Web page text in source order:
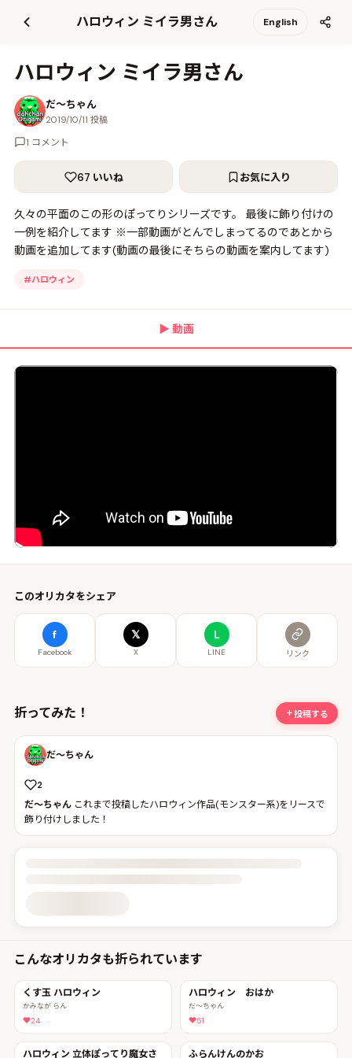
ハロウィン ミイラ男さん English
ハロウィン ミイラ男さん
だ〜ちゃん
2019/10/11 投稿
1 コメント
67 いいね お気に入り
久々の平面のこの形のぽってりシリーズです。 最後に飾り付けの
一例を紹介してます ※一部動画がとんでしまってるのであとから
動画を追加してます(動画の最後にそちらの動画を案内してます)
#ハロウィン
▶ 動画
このオリカタをシェア
f
Facebook
𝕏
X
L
LINE リンク
折ってみた！ 投稿する
だ〜ちゃん
2
だ〜ちゃん これまで投稿したハロウィン作品(モンスター系)をリースで
飾り付けしました！
投稿詳細を読み込んでいます
こんなオリカタも折られています
くす玉 ハロウィン
かみなが らん
24
ハロウィン おはか
だ〜ちゃん
51
ハロウィン 立体ぽってり魔女さ ふらんけんのかお